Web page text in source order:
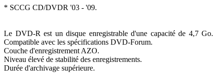
* SCCG CD/DVDR '03 - '09.
Le DVD-R est un disque enregistrable d'une capacité de 4,7 Go.
Compatible avec les spécifications DVD-Forum.
Couche d'enregistrement AZO.
Niveau élevé de stabilité des enregistrements.
Durée d'archivage supérieure.